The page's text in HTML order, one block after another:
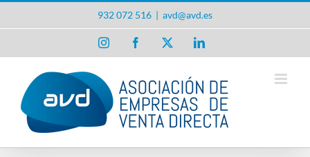
932 072 516 | avd@avd.es
InstagramFacebook LinkedIn